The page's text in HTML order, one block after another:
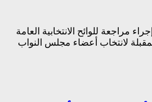
مراجعة للوائح الانتخابية العامة
لانتخاب أعضاء مجلس النواب